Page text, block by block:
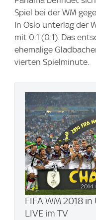
Spiel bei der WM
In Oslo unterlag der
mit 0:1 (0:1). Das
ehemalige
vierten Spielminute.
FIFA WM 2018
LIVE im TV